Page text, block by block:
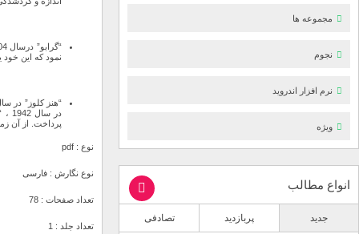
نمود که این
پرداخت. از آن
نوع : pdf
نوع نگارش : فارسی
تعداد صفحات : 78
تعداد جلد : 1
مجموعه ها
نجوم
نرم افزار اندروید
ویژه
انواع مطالب
جدید پربازدید تصادفی